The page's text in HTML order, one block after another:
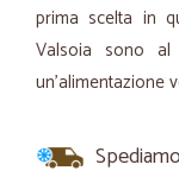
prima scelta in
Valsoia sono
un'alimentazione